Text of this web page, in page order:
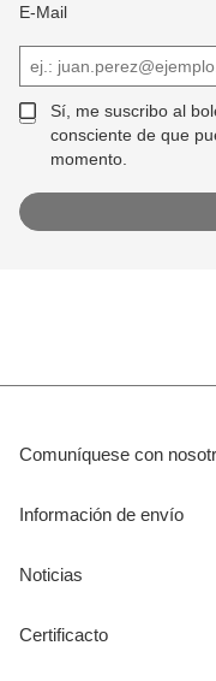
E-Mail
Sí, me suscribo al
consciente de que
momento.
Comuníquese con
Información de envío
Noticias
Certificacto